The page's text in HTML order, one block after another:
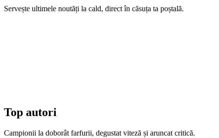
Servește ultimele noutăți la cald, direct în căsuța ta poștală.
Top autori
Campionii la doborât farfurii, degustat viteză și aruncat critică.